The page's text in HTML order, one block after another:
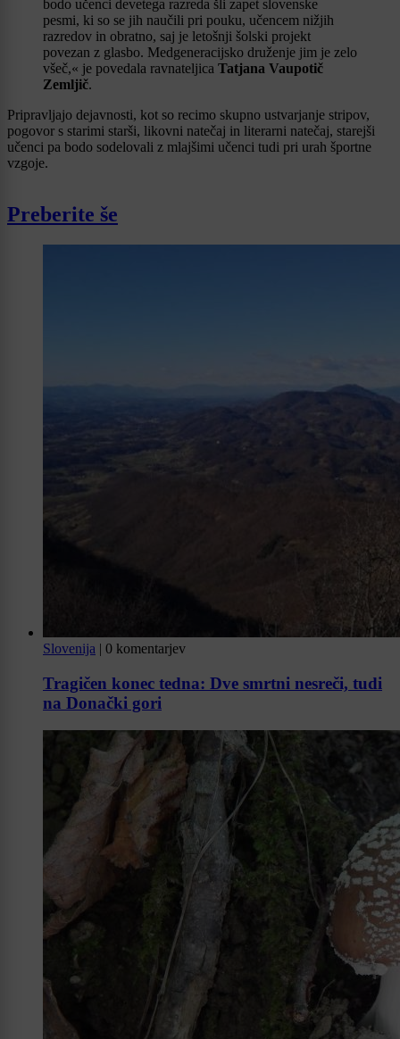
bodo učenci devetega razreda šli zapet slovenske
pesmi, ki so se jih naučili pri pouku, učencem nižjih
razredov in obratno, saj je letošnji šolski projekt
povezan z glasbo. Medgeneracijsko druženje jim je zelo
všeč,« je povedala ravnateljica Tatjana Vaupotič
Zemljič.
Pripravljajo dejavnosti, kot so recimo skupno ustvarjanje stripov,
pogovor s starimi starši, likovni natečaj in literarni natečaj, starejši
učenci pa bodo sodelovali z mlajšimi učenci tudi pri urah športne
vzgoje.
Preberite še
Slovenija | 0 komentarjev
Tragičen konec tedna: Dve smrtni nesreči, tudi
na Donački gori